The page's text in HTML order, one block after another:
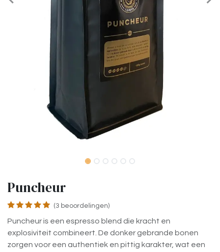
Puncheur
(3 beoordelingen)
Puncheur is een espresso blend die kracht en
explosiviteit combineert. De donker gebrande bonen
zorgen voor een authentiek en pittig karakter, wat een